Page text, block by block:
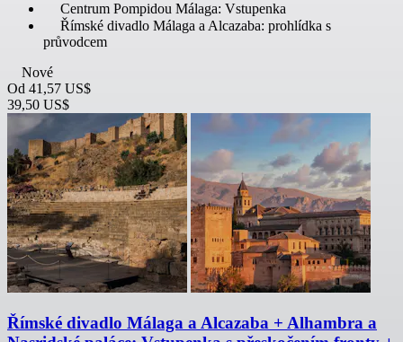
Centrum Pompidou Málaga: Vstupenka
Římské divadlo Málaga a Alcazaba: prohlídka s
průvodcem
Nové
Od 41,57 US$
39,50 US$
Římské divadlo Málaga a Alcazaba + Alhambra a